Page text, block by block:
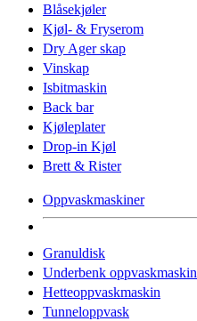
Blåsekjøler
Kjøl- & Fryserom
Dry Ager skap
Vinskap
Isbitmaskin
Back bar
Kjøleplater
Drop-in Kjøl
Brett & Rister
Oppvaskmaskiner
Granuldisk
Underbenk oppvaskmaskin
Hetteoppvaskmaskin
Tunneloppvask